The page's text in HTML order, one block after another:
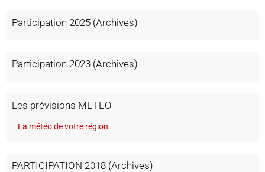
Participation 2025 (Archives)
Participation 2023 (Archives)
Les prévisions METEO
La météo de votre région
PARTICIPATION 2018 (Archives)